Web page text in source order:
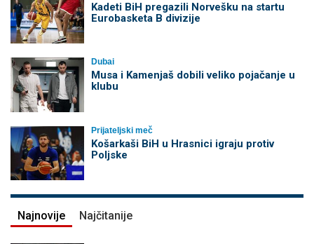
Kadeti BiH pregazili Norvešku na startu
Eurobasketa B divizije
Dubai
Musa i Kamenjaš dobili veliko pojačanje u
klubu
Prijateljski meč
Košarkaši BiH u Hrasnici igraju protiv
Poljske
Najnovije Najčitanije